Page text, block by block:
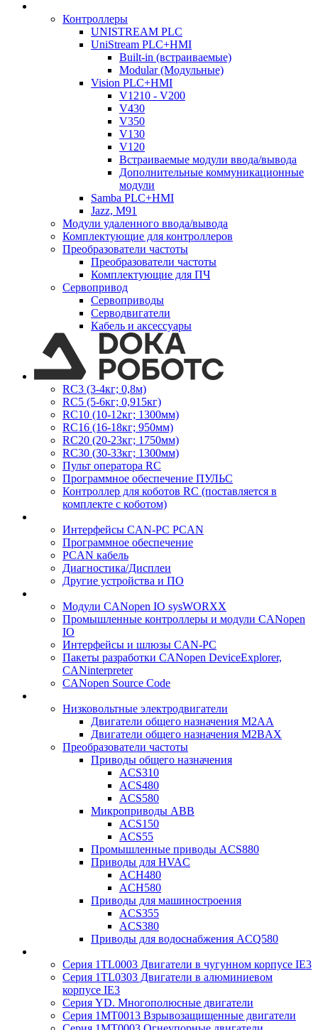
Контроллеры
UNISTREAM PLC
UniStream PLC+HMI
Built-in (встраиваемые)
Modular (Модульные)
Vision PLC+HMI
V1210 - V200
V430
V350
V130
V120
Встраиваемые модули ввода/вывода
Дополнительные коммуникационные
модули
Samba PLC+HMI
Jazz, M91
Модули удаленного ввода/вывода
Комплектующие для контроллеров
Преобразователи частоты
Преобразователи частоты
Комплектующие для ПЧ
Сервопривод
Сервоприводы
Серводвигатели
Кабель и аксессуары
RC3 (3-4кг; 0,8м)
RC5 (5-6кг; 0,915кг)
RC10 (10-12кг; 1300мм)
RC16 (16-18кг; 950мм)
RC20 (20-23кг; 1750мм)
RC30 (30-33кг; 1300мм)
Пульт оператора RC
Программное обеспечение ПУЛЬС
Контроллер для коботов RC (поставляется в
комплекте с коботом)
Интерфейсы CAN-PC PCAN
Программное обеспечение
PCAN кабель
Диагностика/Дисплеи
Другие устройства и ПО
Модули CANopen IO sysWORXX
Промышленные контроллеры и модули CANopen
IO
Интерфейсы и шлюзы CAN-PC
Пакеты разработки CANopen DeviceExplorer,
CANinterpreter
CANopen Source Code
Низковольтные электродвигатели
Двигатели общего назначения M2AA
Двигатели общего назначения M2BAX
Преобразователи частоты
Приводы общего назначения
ACS310
ACS480
ACS580
Микроприводы ABB
ACS150
ACS55
Промышленные приводы ACS880
Приводы для HVAC
ACH480
ACH580
Приводы для машиностроения
ACS355
ACS380
Приводы для водоснабжения ACQ580
Серия 1TL0003 Двигатели в чугунном корпусе IE3
Серия 1TL0303 Двигатели в алюминиевом
корпусе IE3
Серия YD. Многополюсные двигатели
Серия 1MT0013 Взрывозащищенные двигатели